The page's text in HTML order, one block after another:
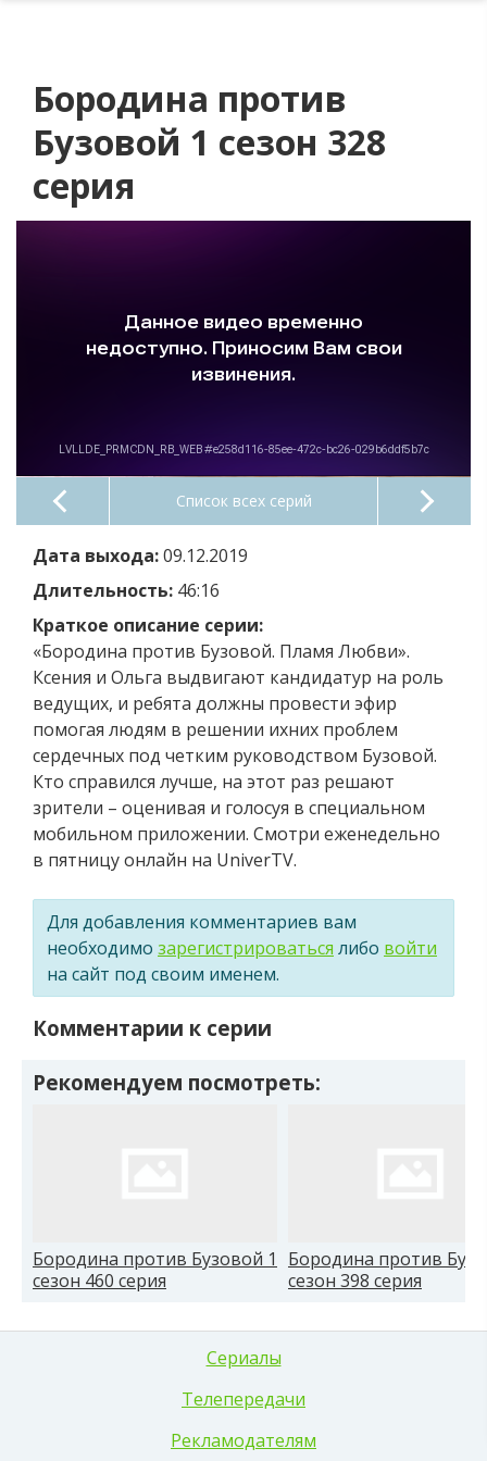
Бородина против
Бузовой 1 сезон 328
серия
Список всех серий
Дата выхода:09.12.2019
Длительность: 46:16
Краткое описание серии:
«Бородина против Бузовой. Пламя Любви».
Ксения и Ольга выдвигают кандидатур на роль
ведущих, и ребята должны провести эфир
помогая людям в решении ихних проблем
сердечных под четким руководством Бузовой.
Кто справился лучше, на этот раз решают
зрители – оценивая и голосуя в специальном
мобильном приложении. Смотри еженедельно
в пятницу онлайн на UniverTV.
Для добавления комментариев вам
необходимо зарегистрироваться либо войти
на сайт под своим именем.
Комментарии к серии
Рекомендуем посмотреть:
Бородина против Бузовой 1
сезон 460 серия
Бородина против
сезон 398 серия
Сериалы
Телепередачи
Рекламодателям